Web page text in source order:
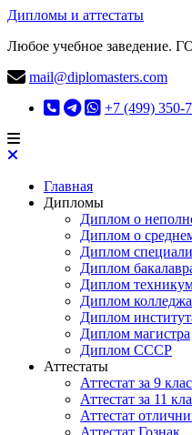
Дипломы и аттестаты
Любое учебное заведение.
mail@diplomasters.com
+7 (499) 350-
Главная
Дипломы
Диплом о
Диплом о
Диплом
Диплом
Диплом
Диплом колледжа
Диплом
Диплом магистра
Диплом СССР
Аттестаты
Аттестат за 9
Аттестат за 11
Аттестат
Аттестат Гознак